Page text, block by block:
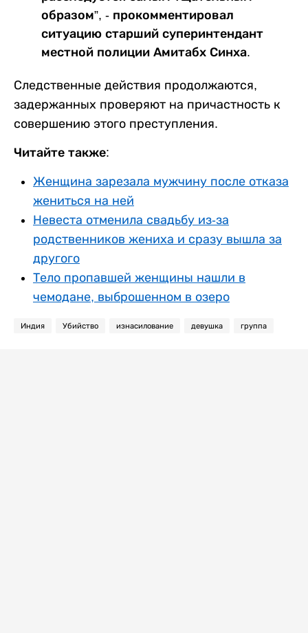
образом”, - прокомментировал
ситуацию старший суперинтендант
местной полиции Амитабх Синха.
Следственные действия продолжаются,
задержанных проверяют на причастность к
совершению этого преступления.
Читайте также:
Женщина зарезала мужчину после отказа
жениться на ней
Невеста отменила свадьбу из-за
родственников жениха и сразу вышла за
другого
Тело пропавшей женщины нашли в
чемодане, выброшенном в озеро
Индия Убийство изнасилование девушка группа